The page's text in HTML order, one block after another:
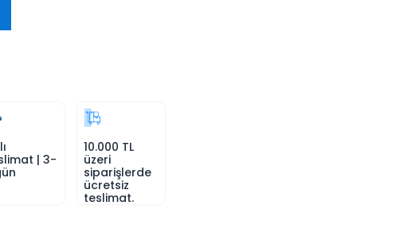
| 3-
10.000 TL
üzeri
siparişlerde
ücretsiz
teslimat.